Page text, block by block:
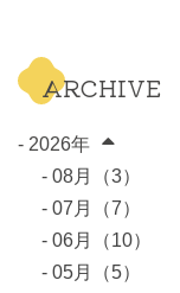
ARCHIVE
- 2026年
- 08月（3）
- 07月（7）
- 06月（10）
- 05月（5）